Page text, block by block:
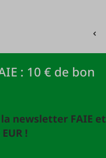
: 10 € de bon
newsletter FAIE et
!